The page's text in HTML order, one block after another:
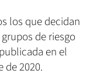
los que decidan
de riesgo
en el
de 2020.